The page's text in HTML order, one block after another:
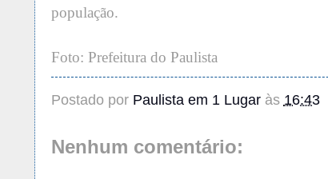
população.
Foto: Prefeitura do Paulista
Postado por Paulista em 1 Lugar às 16:43
Nenhum comentário: